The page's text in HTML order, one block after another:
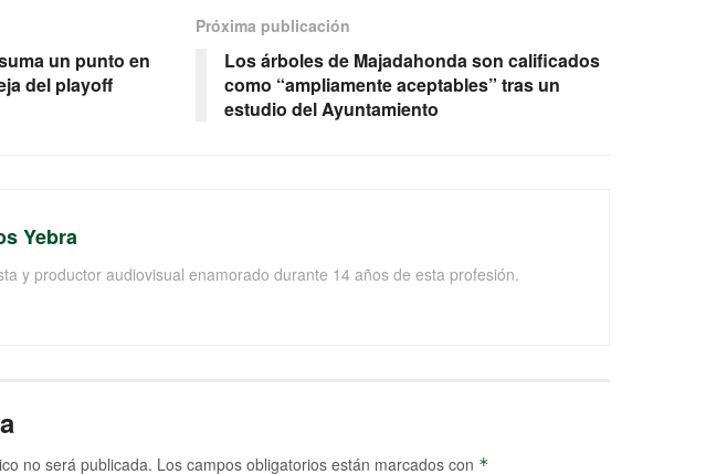
un punto en
del playoff
Próxima publicación
Los árboles de Majadahonda son calificados
como “ampliamente aceptables” tras un
estudio del Ayuntamiento
Yebra
y productor audiovisual enamorado durante 14 años de esta profesión.
no será publicada. Los campos obligatorios están marcados con *